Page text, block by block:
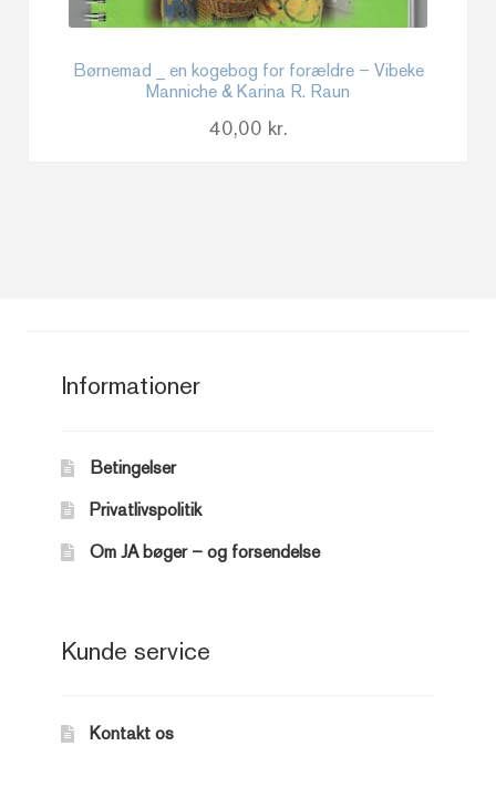
Børnemad _ en kogebog for forældre – Vibeke
Manniche & Karina R. Raun
40,00 kr.
Informationer
Betingelser
Privatlivspolitik
Om JA bøger – og forsendelse
Kunde service
Kontakt os